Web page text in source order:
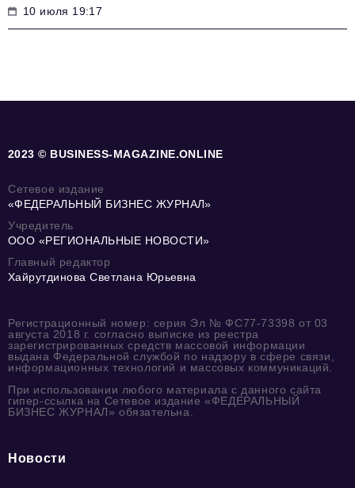
10 июля 19:17
2023 © BUSINESS-MAGAZINE.ONLINE
Сетевое издание
«ФЕДЕРАЛЬНЫЙ БИЗНЕС ЖУРНАЛ»
Учредитель
ООО «РЕГИОНАЛЬНЫЕ НОВОСТИ»
Главный редактор
Хайрутдинова Светлана Юрьевна
Регистрационный номер: серия Эл № ФС77-73398 от 03
августа 2018 г. согласно выписке из реестра
зарегистрированных средств массовой информации
выдана Федеральной службой по надзору в сфере связи,
информационных технологий и массовых коммуникаций.
При использовании любого материала с данного сайта
гипер-ссылка на Сетевое издание «ФЕДЕРАЛЬНЫЙ
БИЗНЕС ЖУРНАЛ» обязательна.
Новости